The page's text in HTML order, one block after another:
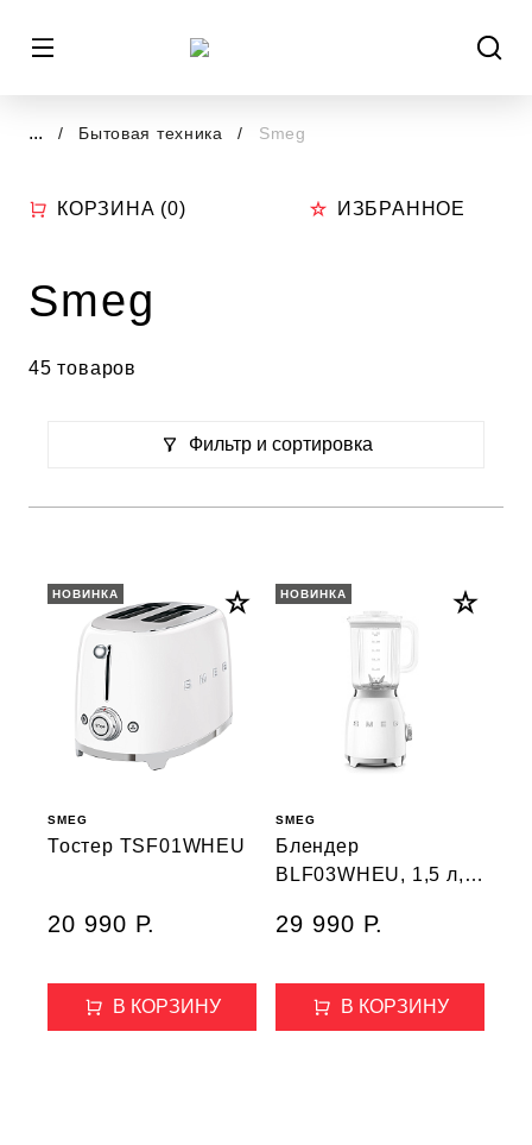
... Бытовая техника Smeg
КОРЗИНА (0) ИЗБРАННОЕ
Smeg
Фильтр и сортировка
45 товаров
НОВИНКА
SMEG
Тостер TSF01WHEU
20 990 Р.
В КОРЗИНУ
НОВИНКА
SMEG
Блендер
BLF03WHEU, 1,5 л,
29 990 Р.
В КОРЗИНУ